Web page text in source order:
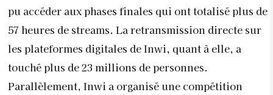
pu accéder aux phases finales qui ont totalisé plus de
57 heures de streams. La retransmission directe sur
les plateformes digitales de Inwi, quant à elle, a
touché plus de 23 millions de personnes.
Parallèlement, Inwi a organisé une compétition